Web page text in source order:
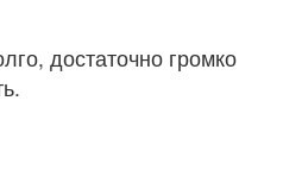
достаточно громко